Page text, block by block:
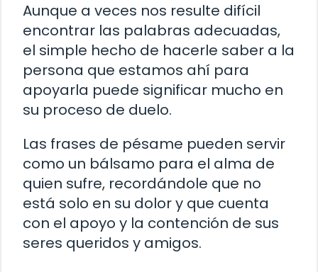
Aunque a veces nos resulte difícil
encontrar las palabras adecuadas,
el simple hecho de hacerle saber a la
persona que estamos ahí para
apoyarla puede significar mucho en
su proceso de duelo.
Las frases de pésame pueden servir
como un bálsamo para el alma de
quien sufre, recordándole que no
está solo en su dolor y que cuenta
con el apoyo y la contención de sus
seres queridos y amigos.